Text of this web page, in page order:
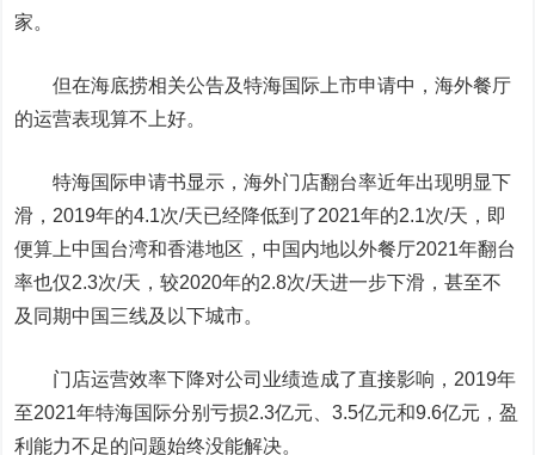
家。
但在海底捞相关公告及特海国际上市申请中，海外餐厅
的运营表现算不上好。
特海国际申请书显示，海外门店翻台率近年出现明显下
滑，2019年的4.1次/天已经降低到了2021年的2.1次/天，即
便算上中国台湾和香港地区，中国内地以外餐厅2021年翻台
率也仅2.3次/天，较2020年的2.8次/天进一步下滑，甚至不
及同期中国三线及以下城市。
门店运营效率下降对公司业绩造成了直接影响，2019年
至2021年特海国际分别亏损2.3亿元、3.5亿元和9.6亿元，盈
利能力不足的问题始终没能解决。